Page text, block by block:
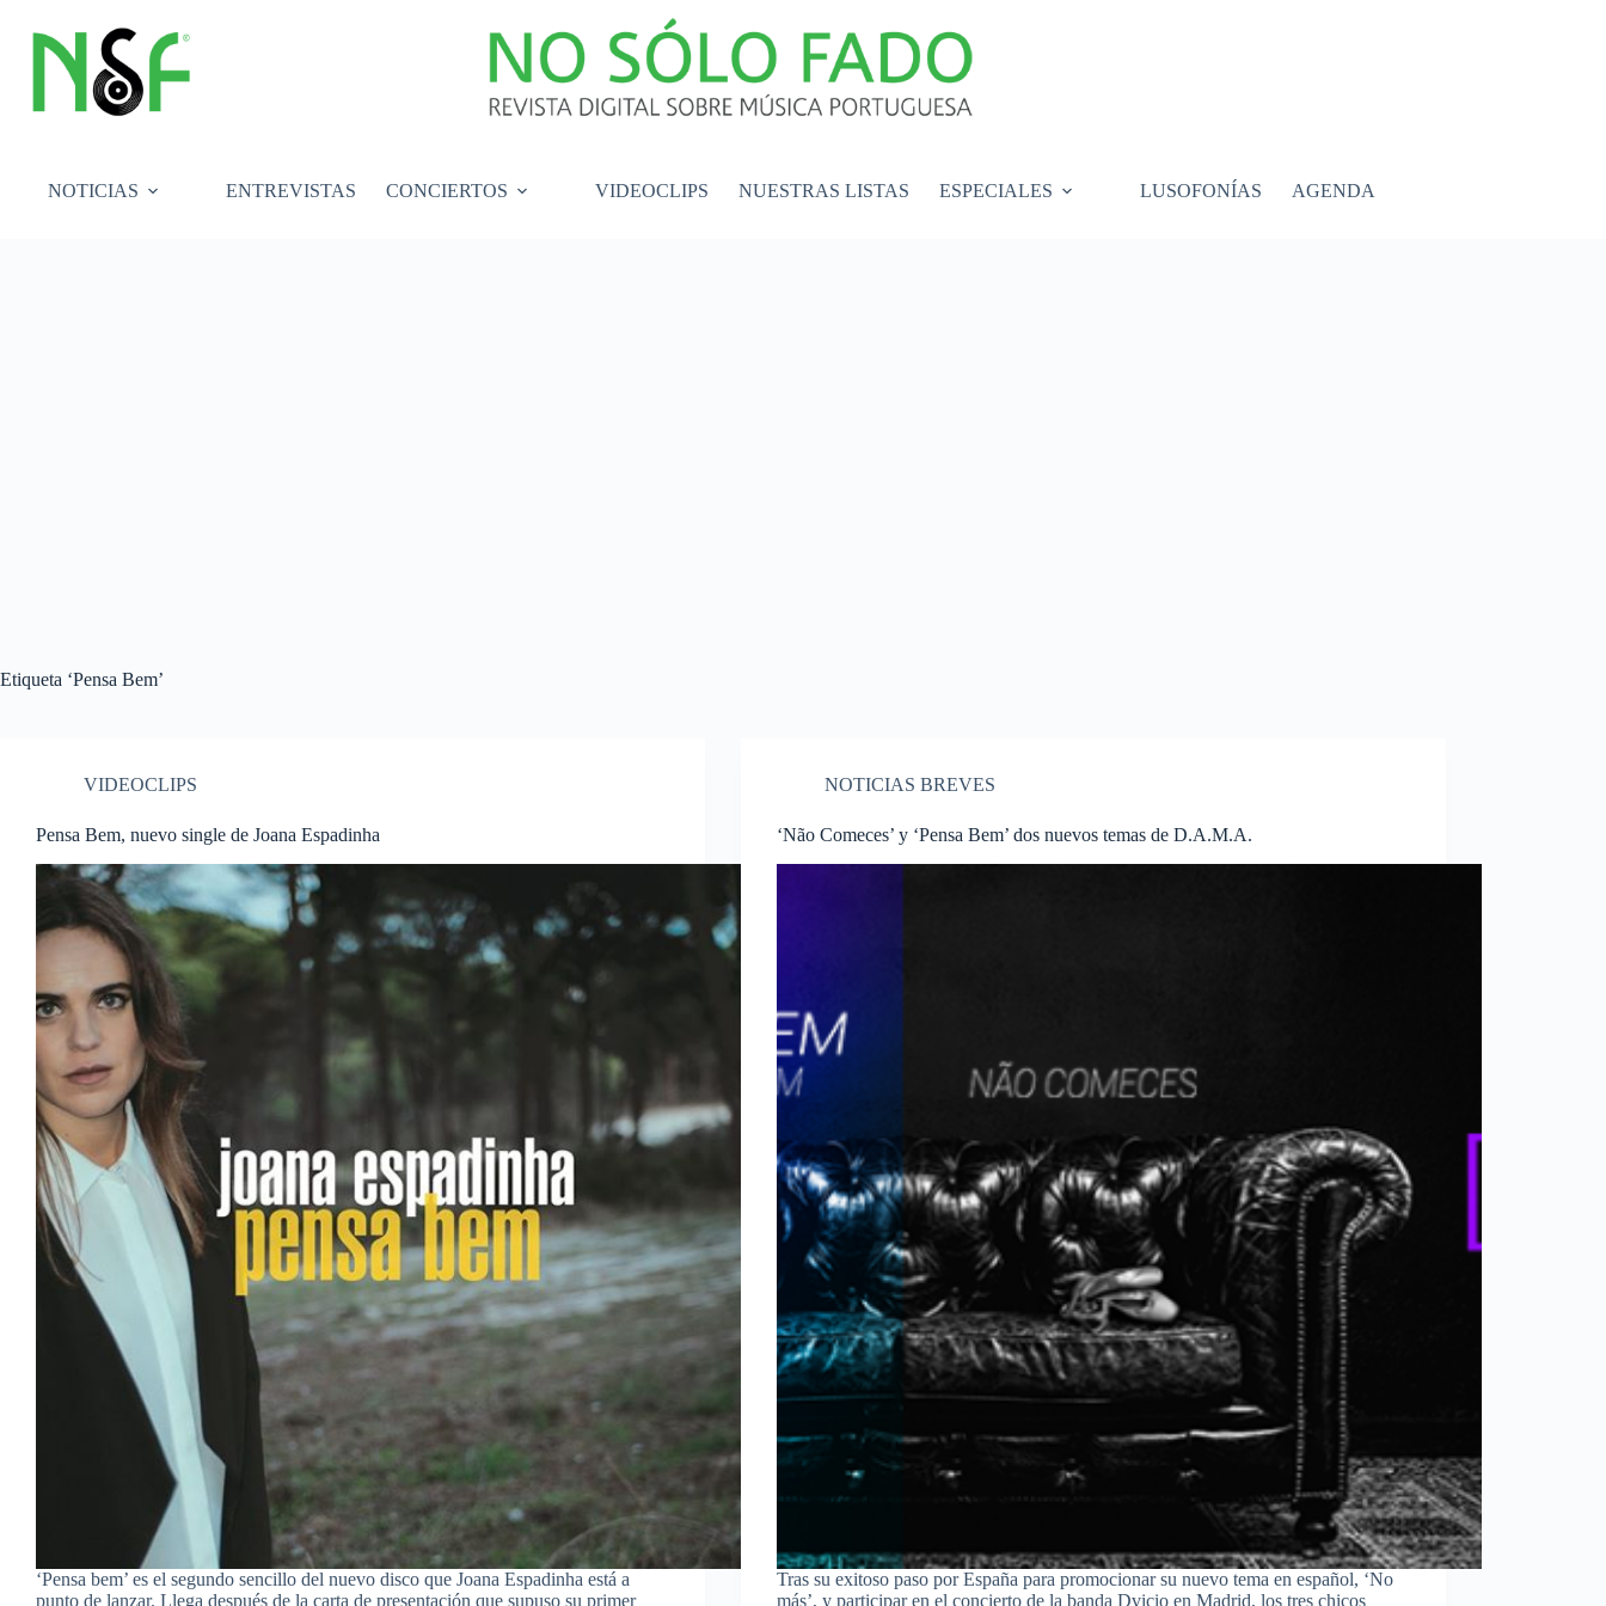
contenido
NOTICIAS ENTREVISTAS CONCIERTOS VIDEOCLIPS NUESTRAS LISTAS ESPECIALES LUSOFONÍAS AGENDA
Etiqueta ‘Pensa Bem’
VIDEOCLIPS
Pensa Bem, nuevo single de Joana Espadinha
‘Pensa bem’ es el segundo sencillo del nuevo disco que Joana Espadinha está a
punto de lanzar. Llega después de la carta de presentación que supuso su primer
NOTICIAS BREVES
‘Não Comeces’ y ‘Pensa Bem’ dos nuevos temas de D.A.M.A.
Tras su exitoso paso por España para promocionar su nuevo tema en español, ‘No
más’, y participar en el concierto de la banda Dvicio en Madrid, los tres chicos